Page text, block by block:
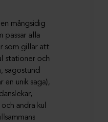
mångsidig
passar alla
som gillar att
stationer och
sagostund
en unik saga),
andra kul